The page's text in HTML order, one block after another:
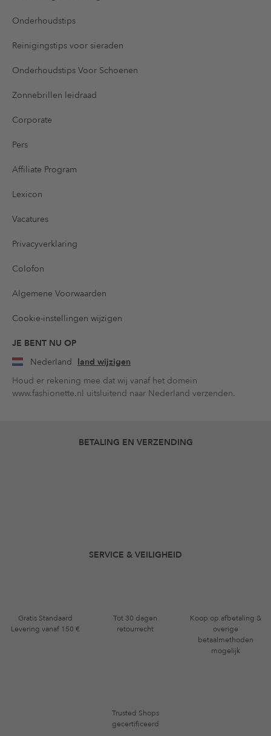
Onderhoudstips
Reinigingstips voor sieraden
Onderhoudstips Voor Schoenen
Zonnebrillen leidraad
Corporate
Pers
Affiliate Program
Lexicon
Vacatures
Privacyverklaring
Colofon
Algemene Voorwaarden
Cookie-instellingen wijzigen
JE BENT NU OP
Nederland land wijzigen
Houd er rekening mee dat wij vanaf het domein
www.fashionette.nl uitsluitend naar Nederland verzenden.
BETALING EN VERZENDING
SERVICE & VEILIGHEID
Gratis Standaard
Levering vanaf 150 €
Tot 30 dagen
retourrecht
Koop op afbetaling &
overige
betaalmethoden
mogelijk
Trusted Shops
gecertificeerd